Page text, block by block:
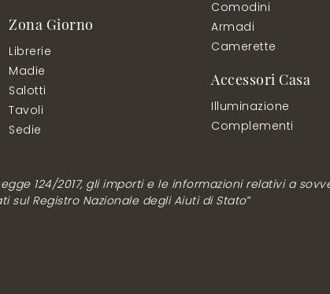
Zona Giorno
Librerie
Madie
Salotti
Tavoli
Sedie
Comodini
Armadi
Camerette
Accessori Casa
Illuminazione
Complementi
124/2017, gli importi e le informazioni relativi a
Registro Nazionale degli Aiuti di Stato”